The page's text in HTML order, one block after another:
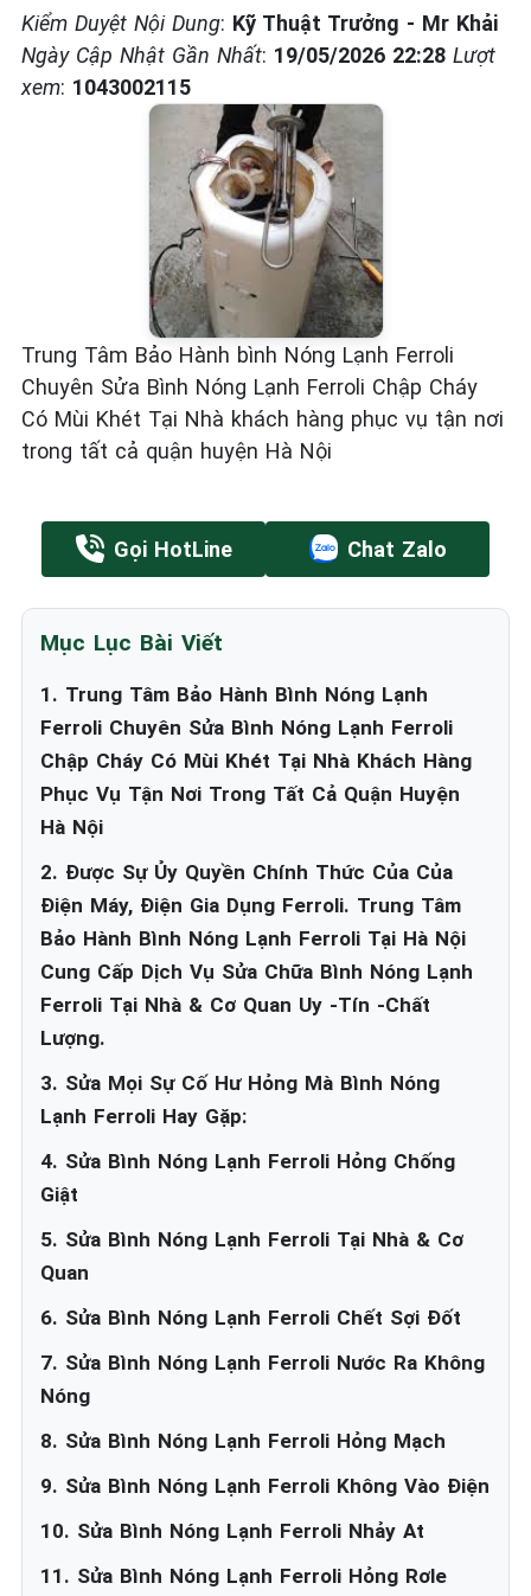
Kiểm Duyệt Nội Dung: Kỹ Thuật Trưởng - Mr Khải
Ngày Cập Nhật Gần Nhất: 19/05/2026 22:28 Lượt
xem: 1043002115
Trung Tâm Bảo Hành bình Nóng Lạnh Ferroli
Chuyên Sửa Bình Nóng Lạnh Ferroli Chập Cháy
Có Mùi Khét Tại Nhà khách hàng phục vụ tận nơi
trong tất cả quận huyện Hà Nội
Gọi HotLine Chat Zalo
Mục Lục Bài Viết
1. Trung Tâm Bảo Hành Bình Nóng Lạnh
Ferroli Chuyên Sửa Bình Nóng Lạnh Ferroli
Chập Cháy Có Mùi Khét Tại Nhà Khách Hàng
Phục Vụ Tận Nơi Trong Tất Cả Quận Huyện
Hà Nội
2. Được Sự Ủy Quyền Chính Thức Của Của
Điện Máy, Điện Gia Dụng Ferroli. Trung Tâm
Bảo Hành Bình Nóng Lạnh Ferroli Tại Hà Nội
Cung Cấp Dịch Vụ Sửa Chữa Bình Nóng Lạnh
Ferroli Tại Nhà & Cơ Quan Uy -Tín -Chất
Lượng.
3. Sửa Mọi Sự Cố Hư Hỏng Mà Bình Nóng
Lạnh Ferroli Hay Gặp:
4. Sửa Bình Nóng Lạnh Ferroli Hỏng Chống
Giật
5. Sửa Bình Nóng Lạnh Ferroli Tại Nhà & Cơ
Quan
6. Sửa Bình Nóng Lạnh Ferroli Chết Sợi Đốt
7. Sửa Bình Nóng Lạnh Ferroli Nước Ra Không
Nóng
8. Sửa Bình Nóng Lạnh Ferroli Hỏng Mạch
9. Sửa Bình Nóng Lạnh Ferroli Không Vào Điện
10. Sửa Bình Nóng Lạnh Ferroli Nhảy At
11. Sửa Bình Nóng Lạnh Ferroli Hỏng Rơle